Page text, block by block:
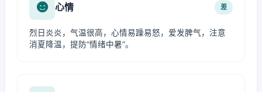
心情 差
烈日炎炎，气温很高，心情易躁易怒，爱发脾气，注意
消夏降温，提防“情绪中暑”。